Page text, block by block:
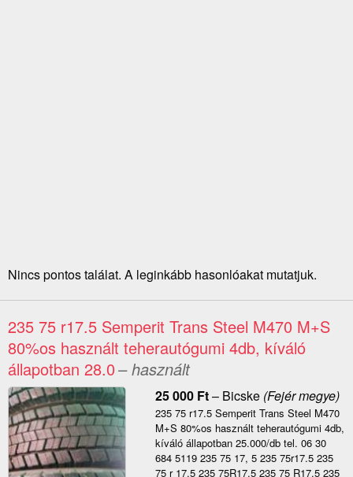
Nincs pontos találat. A leginkább hasonlóakat mutatjuk.
235 75 r17.5 Semperit Trans Steel M470 M+S
80%os használt teherautógumi 4db, kíváló
állapotban 28.0– használt
25 000 Ft– Bicske(Fejér megye)
235 75 r17.5 Semperit Trans Steel M470
M+S 80%os használt teherautógumi 4db,
kíváló állapotban 25.000/db tel. 06 30
684 5119 235 75 17, 5 235 75r17.5 235
75 r 17.5 235 75R17.5 235 75 R17.5 235